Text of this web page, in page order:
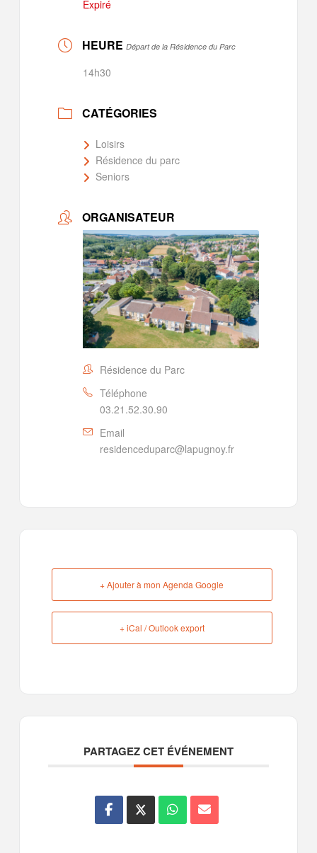
Expiré
HEURE Départ de la Résidence du Parc
14h30
CATÉGORIES
Loisirs
Résidence du parc
Seniors
ORGANISATEUR
Résidence du Parc
Téléphone
03.21.52.30.90
Email
residenceduparc@lapugnoy.fr
+ Ajouter à mon Agenda Google
+ iCal / Outlook export
PARTAGEZ CET ÉVÉNEMENT